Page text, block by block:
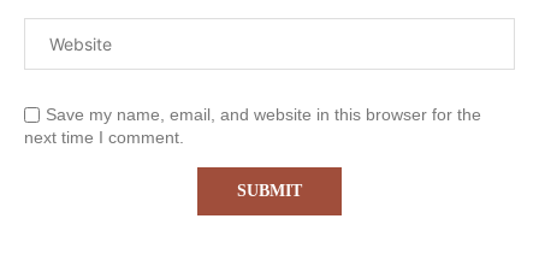
Save my name, email, and website in this browser for the
next time I comment.